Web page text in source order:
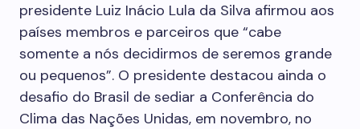
presidente Luiz Inácio Lula da Silva afirmou aos
países membros e parceiros que “cabe
somente a nós decidirmos de seremos grande
ou pequenos”. O presidente destacou ainda o
desafio do Brasil de sediar a Conferência do
Clima das Nações Unidas, em novembro, no